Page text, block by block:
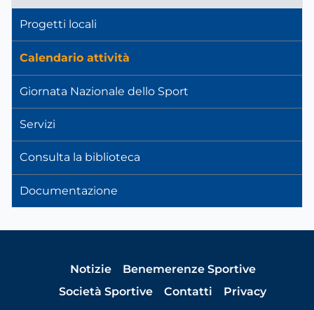
Progetti locali
Calendario attività
Giornata Nazionale dello Sport
Servizi
Consulta la biblioteca
Documentazione
Notizie
Benemerenze Sportive
Società Sportive
Contatti Privacy